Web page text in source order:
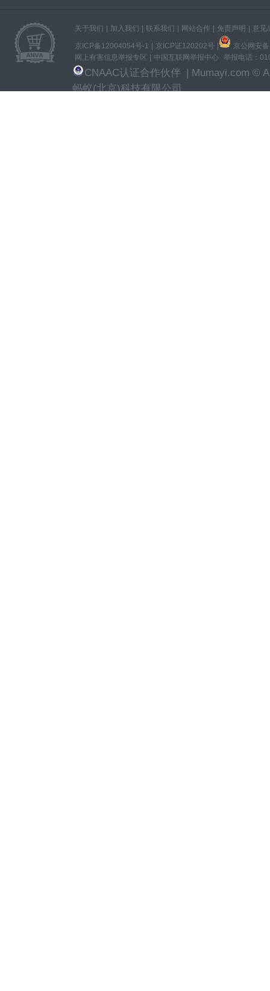
关于我们 加入我们 联系我们 网站合作 免责声明
意见
京ICP备12004054号-1 | 京ICP证120202号 |
京公网安
网上有害信息举报专区
中国互联网举报中心 举报电话：
CNAAC认证合作伙伴 | Mumayi.com ©
蚂蚁(北京)科技有限公司